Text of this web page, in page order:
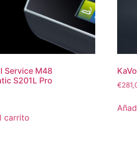
Service M48
S201L Pro
carrito
€